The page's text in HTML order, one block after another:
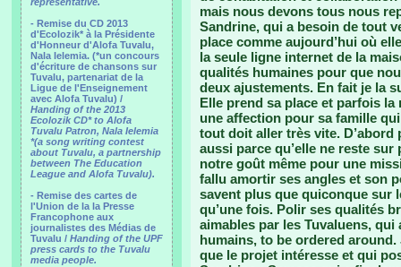
- Remise du CD 2013
d'Ecolozik* à la Présidente
d'Honneur d'Alofa Tuvalu,
Nala Ielemia. (*un concours
d'écriture de chansons sur
Tuvalu, partenariat de la
Ligue de l'Enseignement
avec Alofa Tuvalu) /
Handing of the 2013
Ecolozik CD* to Alofa
Tuvalu Patron, Nala Ielemia
*(a song writing contest
about Tuvalu, a partnership
between The Education
League and Alofa Tuvalu).
- Remise des cartes de
l'Union de la la Presse
Francophone aux
journalistes des Médias de
Tuvalu / Handing of the UPF
press cards to the Tuvalu
media people.
mais nous devons tous nous
Sandrine, qui a besoin de tout
place comme aujourd’hui où
la seule ligne internet de la
qualités humaines pour que
deux ajustements. En fait je la
Elle prend sa place et parfois la
une affection pour sa famille
tout doit aller très vite. D’abord
aussi parce qu’elle ne reste
notre goût même pour une
fallu amortir ses angles et son
savent plus que quiconque sur
qu’une fois. Polir ses qualités
aimables par les Tuvaluens,
humains, to be ordered
que le projet intéresse et qui